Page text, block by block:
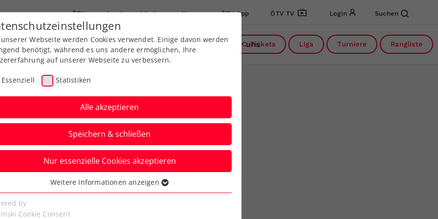
ÖTV Landesverbände News ÖTV App ÖTV TV Login Suchen
Leistungssport Ausbildung Services Über uns
DC-Tickets Liga Turniere Rangliste
bittet Finnland
Schwechat
Webseite werden Cookies verwendet. Einige davon werden
benötigt, während es uns andere ermöglichen, Ihre
auf unserer Webseite zu verbessern.
Essenziell Statistiken
Alle akzeptieren
Speichern & schließen
Nur essenzielle Cookies akzeptieren
Cookies werden für grundlegende Funktionen der
benötigt. Dadurch ist gewährleistet, dass die Webseite
Weitere Informationen anzeigen
by
Cookie Consent